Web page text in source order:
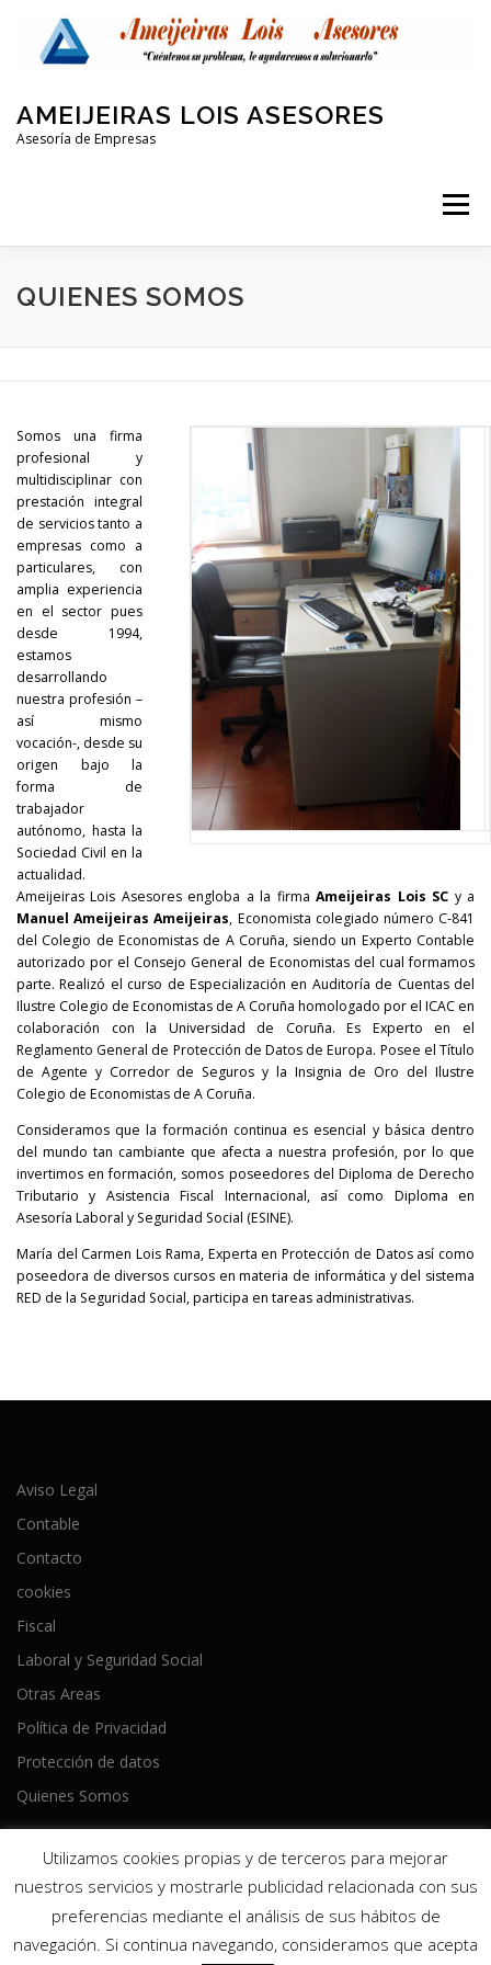
contenido
AMEIJEIRAS LOIS ASESORES
Asesoría de Empresas
Menú
QUIENES SOMOS LABORAL Y SEGURIDAD SOCIAL
OTRAS AREAS CONTACTO
QUIENES SOMOS
Somos una firma
profesional y
multidisciplinar con
prestación integral
de servicios tanto a
empresas como a
particulares, con
amplia experiencia
en el sector pues
desde 1994,
estamos
desarrollando
nuestra profesión –
así mismo
vocación-, desde su
origen bajo la
forma de
trabajador
autónomo, hasta la
Sociedad Civil en la
actualidad.
Ameijeiras Lois Asesores engloba a la firmaAmeijeiras Lois SC y a
Manuel Ameijeiras Ameijeiras, Economista colegiado número C-841
del Colegio de Economistas de A Coruña, siendo un Experto Contable
autorizado por el Consejo General de Economistas del cual formamos
parte. Realizó el curso de Especialización en Auditoría de Cuentas del
Ilustre Colegio de Economistas de A Coruña homologado por el ICAC en
colaboración con la Universidad de Coruña. Es Experto en el
Reglamento General de Protección de Datos de Europa. Posee el Título
de Agente y Corredor de Seguros y la Insignia de Oro del Ilustre
Colegio de Economistas de A Coruña.
Consideramos que la formación continua es esencial y básica dentro
del mundo tan cambiante que afecta a nuestra profesión, por lo que
invertimos en formación, somos poseedores del Diploma de Derecho
Tributario y Asistencia Fiscal Internacional, así como Diploma en
Asesoría Laboral y Seguridad Social (ESINE).
María del Carmen Lois Rama, Experta en Protección de Datos así como
poseedora de diversos cursos en materia de informática y del sistema
RED de la Seguridad Social, participa en tareas administrativas.
Aviso Legal
Contable
Contacto
cookies
Fiscal
Laboral y Seguridad Social
Otras Areas
Política de Privacidad
Protección de datos
Quienes Somos
Copyright © 2026 Ameijeiras Lois Asesores
OnePress
hecho por FameThemes
Utilizamos cookies propias y de terceros para mejorar
nuestros servicios y mostrarle publicidad relacionada con sus
preferencias mediante el análisis de sus hábitos de
navegación. Si continua navegando, consideramos que acepta